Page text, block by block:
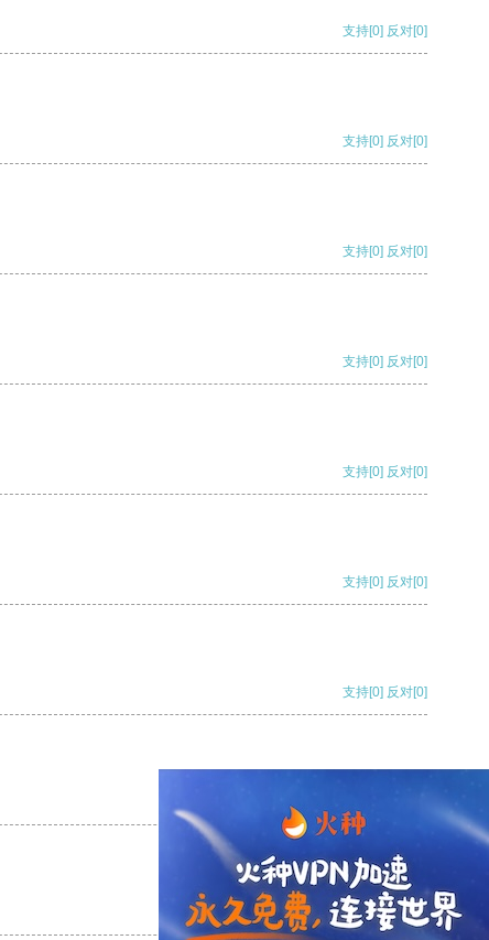
支持[0] 反对[0]
支持[0] 反对[0]
支持[0] 反对[0]
支持[0] 反对[0]
支持[0] 反对[0]
支持[0] 反对[0]
支持[0] 反对[0]
支持 [0] 反对[0]